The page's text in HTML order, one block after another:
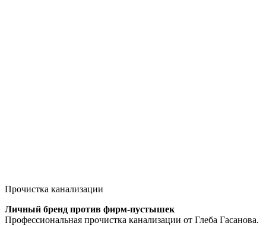
Прочистка канализации
Личный бренд против фирм-пустышек
Профессиональная прочистка канализации от Глеба Гасанова.